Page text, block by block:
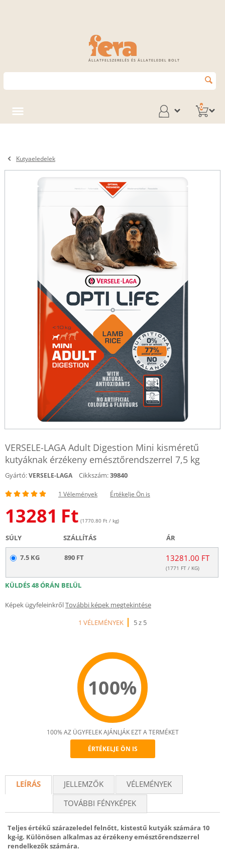
ÁLLATFELSZERELÉS ÉS ÁLLATELEDEL BOLT
0
Kutyaeledelek
VERSELE-LAGA Adult Digestion Mini kisméretű
kutyáknak érzékeny emésztőrendszerrel 7,5 kg
Gyártó:VERSELE-LAGA Cikkszám:39840
1 Vélemények Értékelje Ön is
13281 Ft (1770.80 Ft / kg)
SÚLY SZÁLLÍTÁS ÁR
7.5 KG 890 FT 13281.00 FT
(1771 FT / KG)
KÜLDÉS 48 ÓRÁN BELÜL
Képek ügyfeleinkrőlTovábbi képek megtekintése
1 VÉLEMÉNYEK
5 z 5
100%
Recommend
100% AZ ÜGYFELEK AJÁNLJÁK EZT A TERMÉKET
ÉRTÉKELJE ÖN IS
LEÍRÁS JELLEMZŐK
VÉLEMÉNYEK
TOVÁBBI FÉNYKÉPEK
Teljes értékű szárazeledel felnőtt, kistestű kutyák számára 10
kg-ig. Különösen alkalmas az érzékeny emésztőrendszerrel
rendelkezők számára.